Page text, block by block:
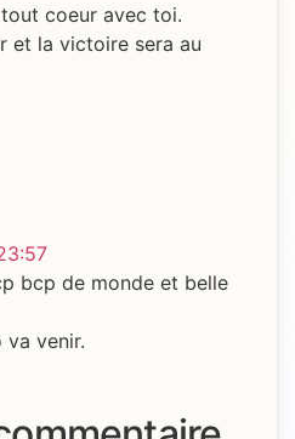
coeur avec toi.
et la victoire sera au
bcp de monde et belle
va venir.